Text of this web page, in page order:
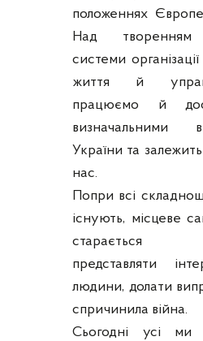
положеннях
Над творенням
системи
життя й
працюємо й
визначальними
України та
нас.
Попри всі
існують, місцеве
старається
представляти
людини, долати
спричинила війна.
Сьогодні усі ми